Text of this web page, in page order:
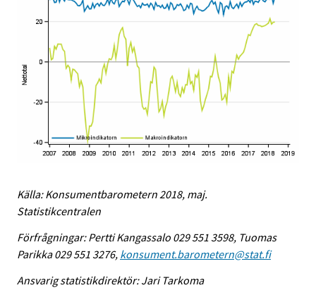
Källa: Konsumentbarometern 2018, maj.
Statistikcentralen
Förfrågningar: Pertti Kangassalo 029 551 3598, Tuomas
Parikka 029 551 3276, konsument.barometern@stat.fi
Ansvarig statistikdirektör: Jari Tarkoma